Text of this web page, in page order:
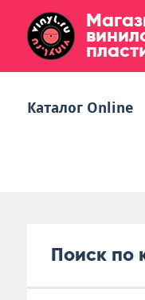
Каталог Online
Поиск по